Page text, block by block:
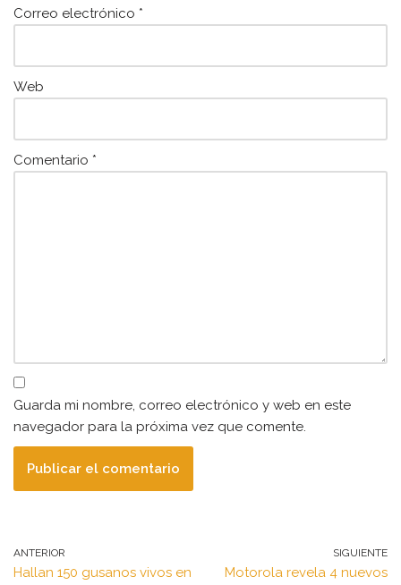
Correo electrónico *
Web
Comentario *
Guarda mi nombre, correo electrónico y web en este
navegador para la próxima vez que comente.
ANTERIOR
Hallan 150 gusanos vivos en
SIGUIENTE
Motorola revela 4 nuevos